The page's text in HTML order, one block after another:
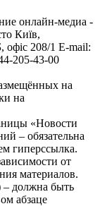
онлайн-медиа -
Київ,
208/1 E-mail:
205-43-00
на
на
«Новости
– обязательна
гиперссылка.
от
материалов.
– должна быть
абзаце